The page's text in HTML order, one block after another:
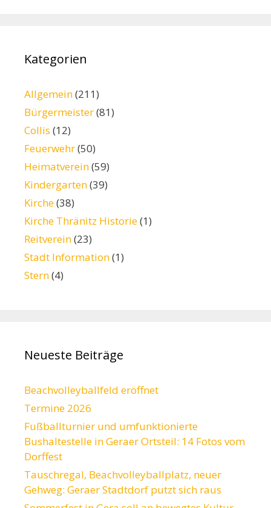
Kategorien
Allgemein(211)
Bürgermeister(81)
Collis (12)
Feuerwehr(50)
Heimatverein(59)
Kindergarten(39)
Kirche(38)
Kirche Thränitz Historie(1)
Reitverein(23)
Stadt Information(1)
Stern(4)
Neueste Beiträge
Beachvolleyballfeld eröffnet
Termine 2026
Fußballturnier und umfunktionierte
Bushaltestelle in Geraer Ortsteil: 14 Fotos vom
Dorffest
Tauschregal, Beachvolleyballplatz, neuer
Gehweg: Geraer Stadtdorf putzt sich raus